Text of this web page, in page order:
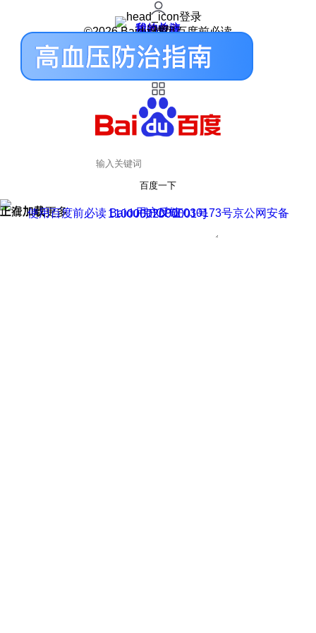
登录
我的关注
我的收藏
皮肤中心
用户反馈
设置
©2026 Baidu 使用百度前必读
百度一下
正在加载
上滑加载更多 用户反馈
使用百度前必读 Baidu 京ICP证030173号
京公网安备11000002000001号